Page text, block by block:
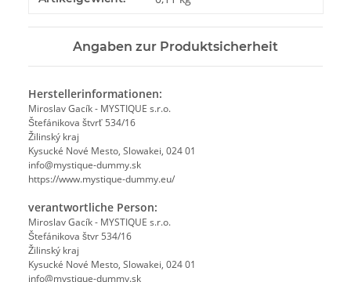
Angaben zur Produktsicherheit
Herstellerinformationen:
Miroslav Gacík - MYSTIQUE s.r.o.
Štefánikova štvrť 534/16
Žilinský kraj
Kysucké Nové Mesto, Slowakei, 024 01
info@mystique-dummy.sk
https://www.mystique-dummy.eu/
verantwortliche Person:
Miroslav Gacík - MYSTIQUE s.r.o.
Štefánikova štvr 534/16
Žilinský kraj
Kysucké Nové Mesto, Slowakei, 024 01
info@mystique-dummy.sk